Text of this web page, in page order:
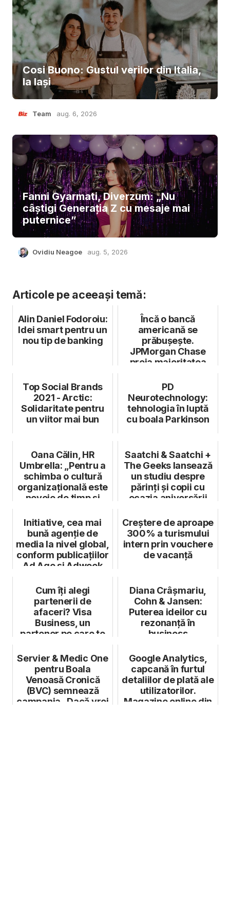
Cosi Buono: Gustul verilor din Italia,
la Iași
Team aug. 6, 2026
Fanni Gyarmati, Diverzum: „Nu
câștigi Generația Z cu mesaje mai
puternice”
Ovidiu Neagoe aug. 5, 2026
Articole pe aceeași temă:
Alin Daniel Fodoroiu:
Idei smart pentru un
nou tip de banking
Încă o bancă
americană se
prăbușește.
JPMorgan Chase
preia majoritatea
Republic Bank
Top Social Brands
2021 - Arctic:
Solidaritate pentru
un viitor mai bun
PD
Neurotechnology:
tehnologia în luptă
cu boala Parkinson
Oana Călin, HR
Umbrella: „Pentru a
schimba o cultură
organizațională este
nevoie de timp și
Saatchi & Saatchi +
The Geeks lansează
un studiu despre
părinți și copii cu
ocazia aniversării
Initiative, cea mai
bună agenție de
media la nivel global,
conform publicațiilor
Ad Age și Adweek
Creștere de aproape
300% a turismului
intern prin vouchere
de vacanță
Cum îți alegi
partenerii de
afaceri? Visa
Business, un
partener pe care te
Diana Crâșmariu,
Cohn & Jansen:
Puterea ideilor cu
rezonanță în
business
Servier & Medic One
pentru Boala
Venoasă Cronică
(BVC) semnează
campania „Dacă vrei
Google Analytics,
capcană în furtul
detaliilor de plată ale
utilizatorilor.
Magazine online din